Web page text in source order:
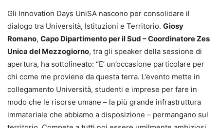
Gli Innovation Days UniSA nascono per consolidare il
dialogo tra Università, Istituzioni e Territorio. Giosy
Romano, Capo Dipartimento per il Sud – Coordinatore Zes
Unica del Mezzogiorno, tra gli speaker della sessione di
apertura, ha sottolineato: “E’ un’occasione particolare per
chi come me proviene da questa terra. L’evento mette in
collegamento Università, studenti e imprese per fare in
modo che le risorse umane – la più grande infrastruttura
immateriale che abbiamo a disposizione – permangano sul